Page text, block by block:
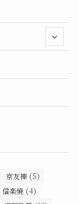
京友禅 (5)
信楽焼 (4)